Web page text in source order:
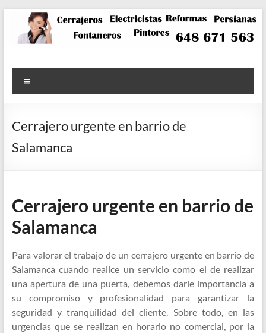
contenido
Cerrajero urgente en barrio de
Salamanca
Cerrajero urgente en barrio de
Salamanca
Para valorar el trabajo de un cerrajero urgente en barrio de
Salamanca cuando realice un servicio como el de realizar
una apertura de una puerta, debemos darle importancia a
su compromiso y profesionalidad para garantizar la
seguridad y tranquilidad del cliente. Sobre todo, en las
urgencias que se realizan en horario no comercial, por la